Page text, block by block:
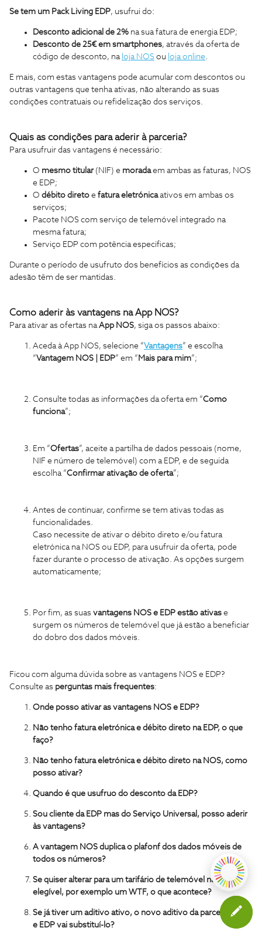
Se tem um Pack Living EDP, usufrui do:
Desconto adicional de 2% na sua fatura de energia EDP;
Desconto de 25€ em smartphones, através da oferta de
código de desconto, na loja NOS ou loja online.
E mais, com estas vantagens pode acumular com descontos ou
outras vantagens que tenha ativas, não alterando as suas
condições contratuais ou refidelização dos serviços.
Quais as condições para aderir à parceria?
Para usufruir das vantagens é necessário:
O mesmo titular (NIF) e moradaem ambas as faturas, NOS
e EDP;
O débito direto e fatura eletrónicaativos em ambas os
serviços;
Pacote NOS com serviço de telemóvel integrado na
mesma fatura;
Serviço EDP com potência especificas;
Durante o período de usufruto dos benefícios as condições da
adesão têm de ser mantidas.
Como aderir às vantagens na App NOS?
Para ativar as ofertas naApp NOS, siga os passos abaixo:
Aceda à App NOS, selecione “Vantagens” e escolha
“Vantagem NOS | EDP” em “ Mais para mim”;
Consulte todas as informações da oferta em “Como
funciona”;
Em “Ofertas”, aceite a partilha de dados pessoais (nome,
NIF e número de telemóvel) com a EDP, e de seguida
escolha “Confirmar ativação de oferta”;
Antes de continuar, confirme se tem ativas todas as
funcionalidades.
Caso necessite de ativar o débito direto e/ou fatura
eletrónica na NOS ou EDP, para usufruir da oferta, pode
fazer durante o processo de ativação. As opções surgem
automaticamente;
Por fim, as suas vantagens NOS e EDP estão ativas e
surgem os números de telemóvel que já estão a beneficiar
do dobro dos dados móveis.
Ficou com alguma dúvida sobre as vantagens NOS e EDP?
Consulte as perguntas mais frequentes:
Onde posso ativar as vantagens NOS e EDP?
Não tenho fatura eletrónica e débito direto na EDP, o que
faço?
Não tenho fatura eletrónica e débito direto na NOS, como
posso ativar?
Quando é que usufruo do desconto da EDP?
Sou cliente da EDP mas do Serviço Universal, posso aderir
às vantagens?
A vantagem NOS duplica o plafonf dos dados móveis de
todos os números?
Se quiser alterar para um tarifário de telemóvel não
elegível, por exemplo um WTF, o que acontece?
Se já tiver um aditivo ativo, o novo aditivo da parceria NOS
e EDP vai substituí-lo?